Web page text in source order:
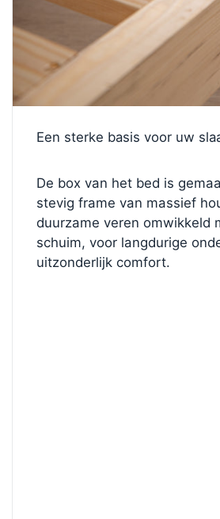
Een sterke basis voor uw
De box van het bed is
stevig frame van massief
duurzame veren omwikkeld
schuim, voor langdurige
uitzonderlijk comfort.